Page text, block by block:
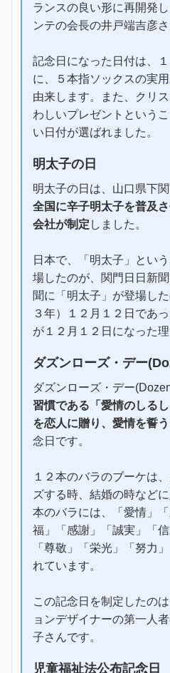
ランスの良い形に再開発
ンテの会長の井戸端吉彦さ
記念日になった日付は、
に、５本指ソックスの実
由来します。また、クリ
わしいプレゼントという
い日付が選ばれました。
明太子の日
明太子の日は、山口県下
全国に辛子明太子を普及
会社が制定 しました。
日本で、「明太子」とい
場したのが、関門日日新
聞に「明太子」が登場し
３年）１２月１２日であ
が１２月１２日になった理
ダズンローズ・デー
ダズンローズ・デー
習慣である「愛情のしる
を恋人に贈り、愛情を誓
念日です。
１２本のバラのブーケは
ズする時、結婚の時など
本のバラには、「愛情」
福」「感謝」「誠実」「
「尊敬」「栄光」「努力
れています。
この記念日を制定したの
ョンデザイナーの第一人
子さんです。
児童福祉法公布記念日